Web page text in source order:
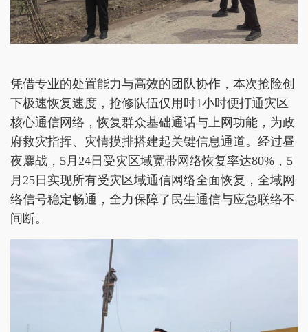
凭借专业的处置能力与高效的团队协作，本次抢险创
下极速恢复速度，抢修队伍仅用时1小时便打通灾区
核心通信网络，恢复群众基础通话与上网功能，为政
府救灾指挥、灾情摸排搭建起关键信息通道。经过昼
夜鏖战，5月24日受灾区域宽带网络恢复率达80%，5
月25日实现所有受灾区域通信网络全面恢复，全域网
络信号稳定畅通，全力保障了民生通信与应急联络不
间断。